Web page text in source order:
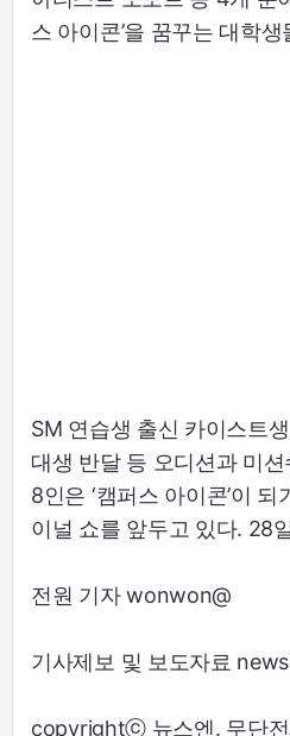
스 아이콘’을 꿈꾸는 대학
SM 연습생 출신 카이스트
대생 반달 등 오디션과 미
8인은 ‘캠퍼스 아이콘’이
이널 쇼를 앞두고 있다. 28
전원 기자 wonwon@
기사제보 및 보도자료
copyrightⓒ 뉴스엔. 무단전